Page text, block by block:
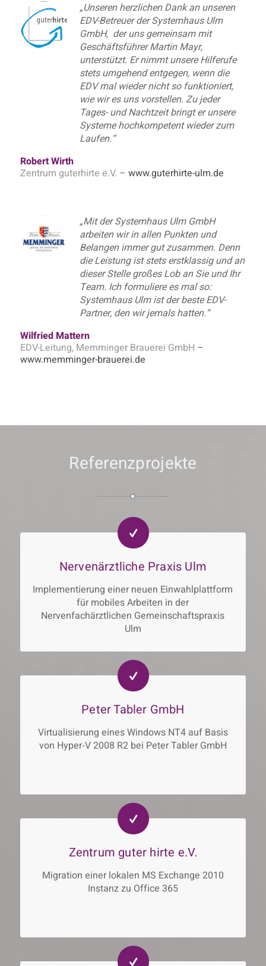
„Unseren herzlichen Dank an unseren
EDV-Betreuer der Systemhaus Ulm
GmbH, der uns gemeinsam mit
Geschäftsführer Martin Mayr,
unterstützt. Er nimmt unsere Hilferufe
stets umgehend entgegen, wenn die
EDV mal wieder nicht so funktioniert,
wie wir es uns vorstellen. Zu jeder
Tages- und Nachtzeit bringt er unsere
Systeme hochkompetent wieder zum
Laufen.“
Robert Wirth
Zentrum guterhirte e.V. – www.guterhirte-ulm.de
„Mit der Systemhaus Ulm GmbH
arbeiten wir in allen Punkten und
Belangen immer gut zusammen. Denn
die Leistung ist stets erstklassig und an
dieser Stelle großes Lob an Sie und Ihr
Team. Ich formuliere es mal so:
Systemhaus Ulm ist der beste EDV-
Partner, den wir jemals hatten.“
Wilfried Mattern
EDV-Leitung, Memminger Brauerei GmbH –
www.memminger-brauerei.de
Referenzprojekte
Nervenärztliche Praxis Ulm
Implementierung einer neuen Einwahlplattform
für mobiles Arbeiten in der
Nervenfachärztlichen Gemeinschaftspraxis
Ulm
Peter Tabler GmbH
Virtualisierung eines Windows NT4 auf Basis
von Hyper‐V 2008 R2 bei Peter Tabler GmbH
Zentrum guter hirte e.V.
Migration einer lokalen MS Exchange 2010
Instanz zu Office 365